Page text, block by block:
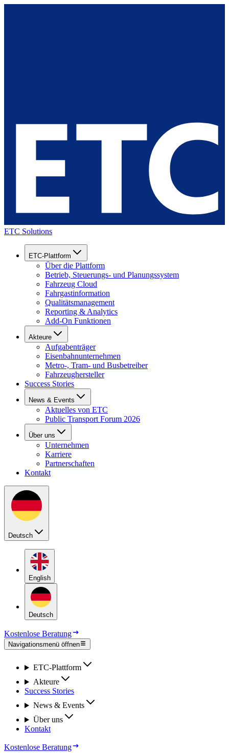
ETC Solutions
ETC-Plattform
Über die Plattform
Betrieb, Steuerungs- und Planungssystem
Fahrzeug Cloud
Fahrgastinformation
Qualitätsmanagement
Reporting & Analytics
Add-On Funktionen
Akteure
Aufgabenträger
Eisenbahnunternehmen
Metro-, Tram- und Busbetreiber
Fahrzeughersteller
Success Stories
News & Events
Aktuelles von ETC
Public Transport Forum 2026
Über uns
Unternehmen
Karriere
Partnerschaften
Kontakt
Deutsch
English
Deutsch
Kostenlose Beratung
Navigationsmenü öffnen
ETC-Platt­form
Ak­teu­re
Success Stories
News & Events
Über uns
Kontakt
Kostenlose Beratung